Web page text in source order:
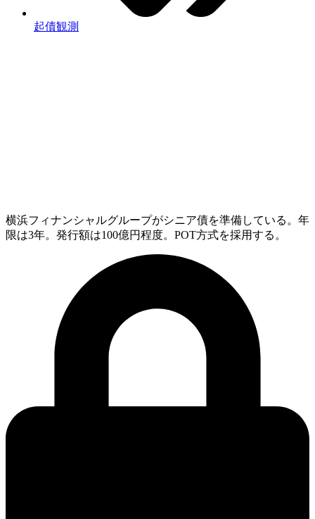
起債観測
横浜フィナンシャルグループがシニア債を準備している。年
限は3年。発行額は100億円程度。POT方式を採用する。